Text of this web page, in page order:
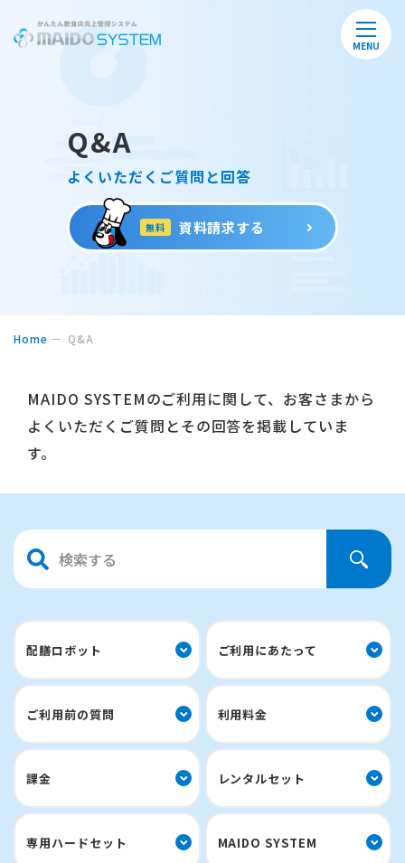
MENU
Q&A
よくいただくご質問と回答
無料 資料請求する
Home Q&A
MAIDO SYSTEMのご利用に関して、 お客さまから
よくいただくご質問とその回答を掲載していま
す。
配膳ロボット ご利用にあたって
ご利用前の質問 利用料金
課金 レンタルセット
専用ハードセット MAIDO SYSTEM